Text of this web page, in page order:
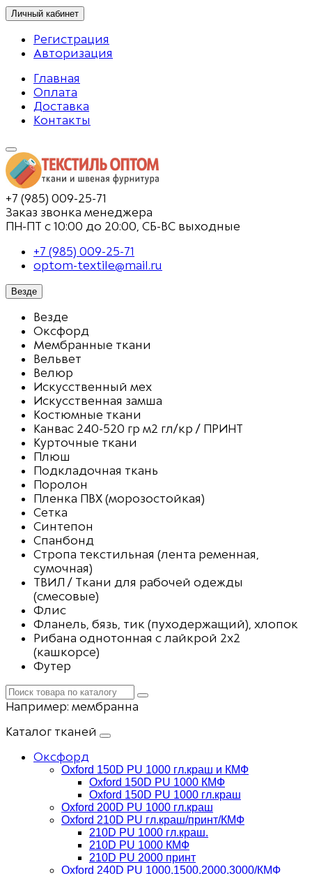
Личный кабинет
Регистрация
Авторизация
Главная
Оплата
Доставка
Контакты
+7 (985) 009-25-71
Заказ звонка менеджера
ПН-ПТ с 10:00 до 20:00, СБ-ВС выходные
+7 (985) 009-25-71
optom-textile@mail.ru
Везде
Везде
Оксфорд
Мембранные ткани
Вельвет
Велюр
Искусственный мех
Искусственная замша
Костюмные ткани
Канвас 240-520 гр м2 гл/кр / ПРИНТ
Курточные ткани
Плюш
Подкладочная ткань
Поролон
Пленка ПВХ (морозостойкая)
Сетка
Синтепон
Спанбонд
Стропа текстильная (лента ременная,
сумочная)
ТВИЛ / Ткани для рабочей одежды
(смесовые)
Флис
Фланель, бязь, тик (пуходержащий), хлопок
Рибана однотонная с лайкрой 2х2
(кашкорсе)
Футер
Например: мембранна
Каталог тканей
Оксфорд
Oxford 150D PU 1000 гл.краш и КМФ
Oxford 150D PU 1000 КМФ
Oxford 150D PU 1000 гл.краш
Oxford 200D PU 1000 гл.краш
Oxford 210D PU гл.краш/принт/КМФ
210D PU 1000 гл.краш.
210D PU 1000 КМФ
210D PU 2000 принт
Oxford 240D PU 1000,1500,2000,3000/КМФ